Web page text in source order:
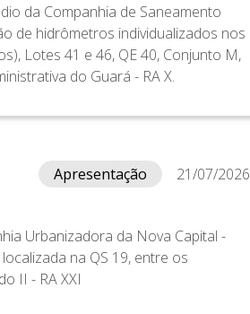
da Companhia de Saneamento
de hidrômetros individualizados nos
Lotes 41 e 46, QE 40, Conjunto M,
do Guará - RA X.
Apresentação
21/07/2026
Urbanizadora da Nova Capital -
na QS 19, entre os
II - RA XXI